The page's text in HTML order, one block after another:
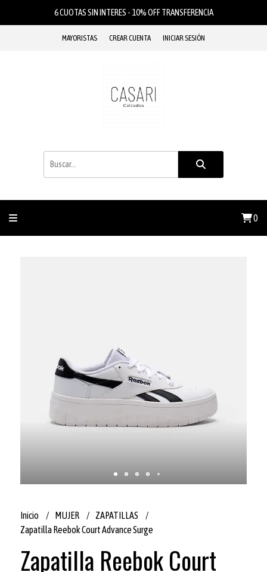
6 CUOTAS SIN INTERES - 10% OFF TRANSFERENCIA
MAYORISTAS CREAR CUENTA INICIAR SESIÓN
0
Inicio MUJER
ZAPATILLAS
Zapatilla Reebok Court Advance Surge
Zapatilla Reebok Court